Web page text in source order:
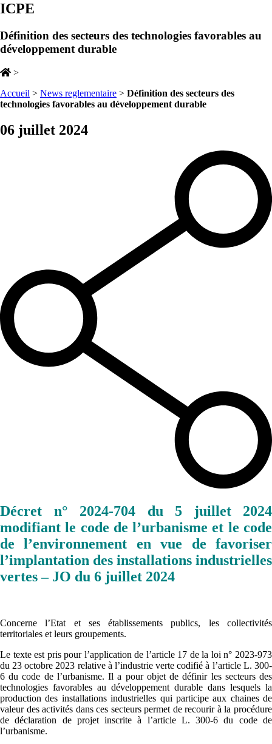
ICPE
Définition des secteurs des technologies favorables au
développement durable
>
Accueil > News reglementaire > Définition des secteurs des
technologies favorables au développement durable
06 juillet 2024
Décret n° 2024-704 du 5 juillet 2024
modifiant le code de l’urbanisme et le code
de l’environnement en vue de favoriser
l’implantation des installations industrielles
vertes – JO du 6 juillet 2024
Concerne l’Etat et ses établissements publics, les collectivités
territoriales et leurs groupements.
Le texte est pris pour l’application de l’article 17 de la loi n° 2023-973
du 23 octobre 2023 relative à l’industrie verte codifié à l’article L. 300-
6 du code de l’urbanisme. Il a pour objet de définir les secteurs des
technologies favorables au développement durable dans lesquels la
production des installations industrielles qui participe aux chaines de
valeur des activités dans ces secteurs permet de recourir à la procédure
de déclaration de projet inscrite à l’article L. 300-6 du code de
l’urbanisme.